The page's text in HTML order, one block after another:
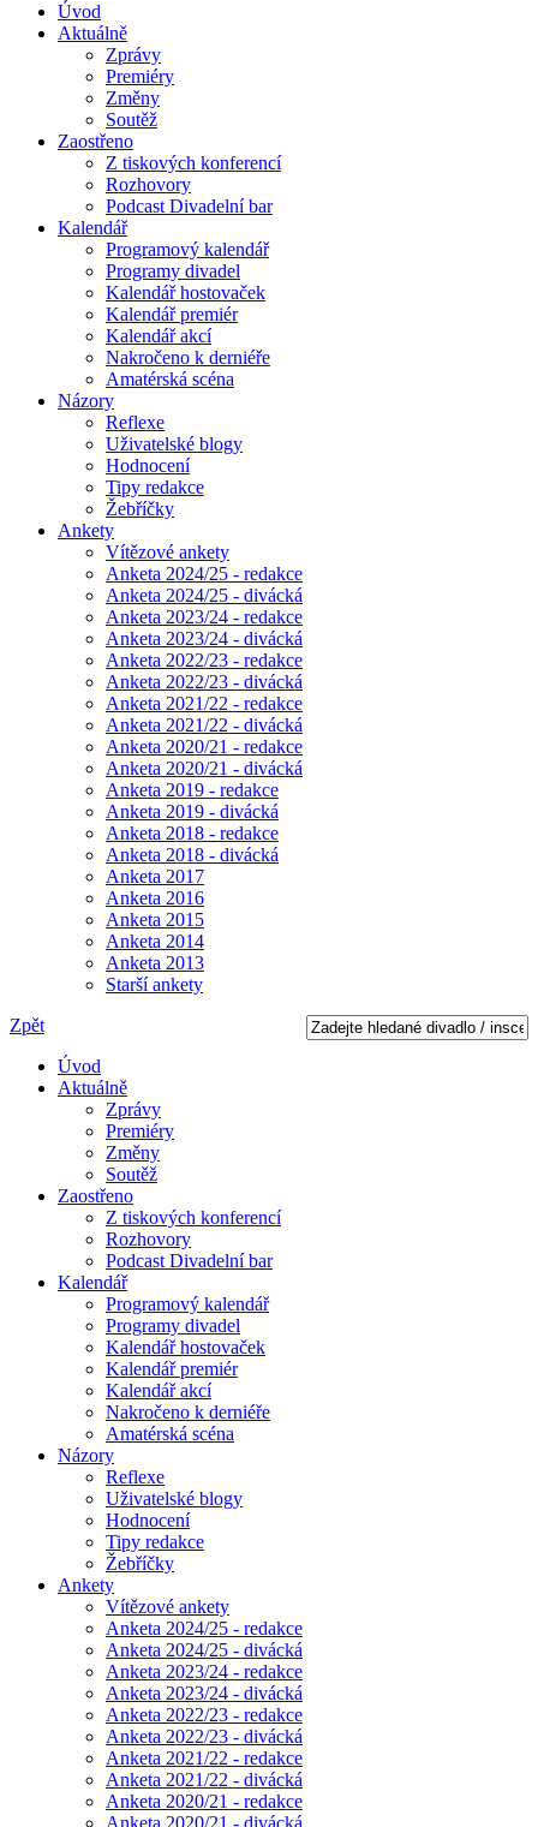
Úvod
Aktuálně
Zprávy
Premiéry
Změny
Soutěž
Zaostřeno
Z tiskových konferencí
Rozhovory
Podcast Divadelní bar
Kalendář
Programový kalendář
Programy divadel
Kalendář hostovaček
Kalendář premiér
Kalendář akcí
Nakročeno k derniéře
Amatérská scéna
Názory
Reflexe
Uživatelské blogy
Hodnocení
Tipy redakce
Žebříčky
Ankety
Vítězové ankety
Anketa 2024/25 - redakce
Anketa 2024/25 - divácká
Anketa 2023/24 - redakce
Anketa 2023/24 - divácká
Anketa 2022/23 - redakce
Anketa 2022/23 - divácká
Anketa 2021/22 - redakce
Anketa 2021/22 - divácká
Anketa 2020/21 - redakce
Anketa 2020/21 - divácká
Anketa 2019 - redakce
Anketa 2019 - divácká
Anketa 2018 - redakce
Anketa 2018 - divácká
Anketa 2017
Anketa 2016
Anketa 2015
Anketa 2014
Anketa 2013
Starší ankety
Zpět
Úvod
Aktuálně
Zprávy
Premiéry
Změny
Soutěž
Zaostřeno
Z tiskových konferencí
Rozhovory
Podcast Divadelní bar
Kalendář
Programový kalendář
Programy divadel
Kalendář hostovaček
Kalendář premiér
Kalendář akcí
Nakročeno k derniéře
Amatérská scéna
Názory
Reflexe
Uživatelské blogy
Hodnocení
Tipy redakce
Žebříčky
Ankety
Vítězové ankety
Anketa 2024/25 - redakce
Anketa 2024/25 - divácká
Anketa 2023/24 - redakce
Anketa 2023/24 - divácká
Anketa 2022/23 - redakce
Anketa 2022/23 - divácká
Anketa 2021/22 - redakce
Anketa 2021/22 - divácká
Anketa 2020/21 - redakce
Anketa 2020/21 - divácká